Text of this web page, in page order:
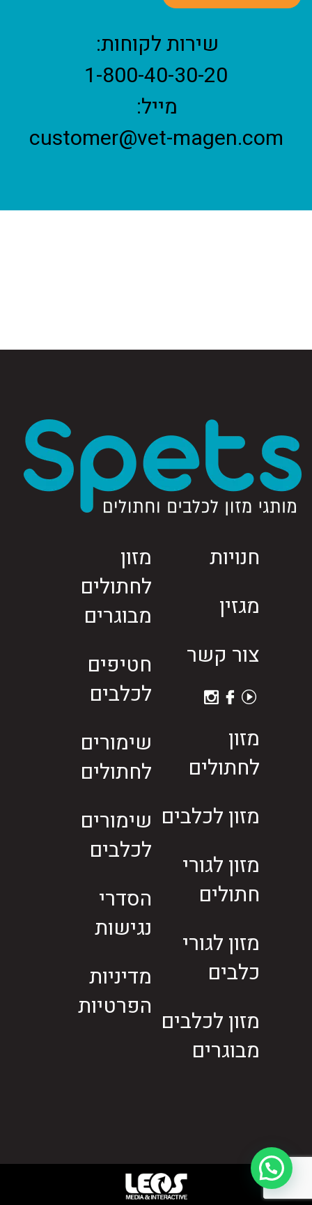
שירות לקוחות:
1-800-40-30-20
מייל:
customer@vet-magen.com
חנויות
מגזין
צור קשר
מזון
לחתולים
מזון לכלבים
מזון לגורי
חתולים
מזון לגורי
כלבים
מזון לכלבים
מבוגרים
מזון
לחתולים
מבוגרים
חטיפים
לכלבים
שימורים
לחתולים
שימורים
לכלבים
הסדרי
נגישות
מדיניות
הפרטיות